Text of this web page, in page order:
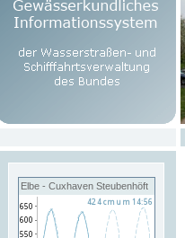
Elbe - Cuxhaven Steubenhöft